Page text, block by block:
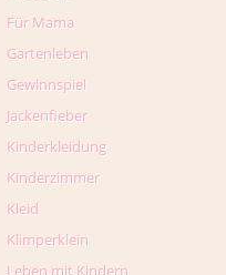
Für Mama
Gartenleben
Gewinnspiel
Jackenfieber
Kinderkleidung
Kinderzimmer
Kleid
Klimperklein
Leben mit Kindern